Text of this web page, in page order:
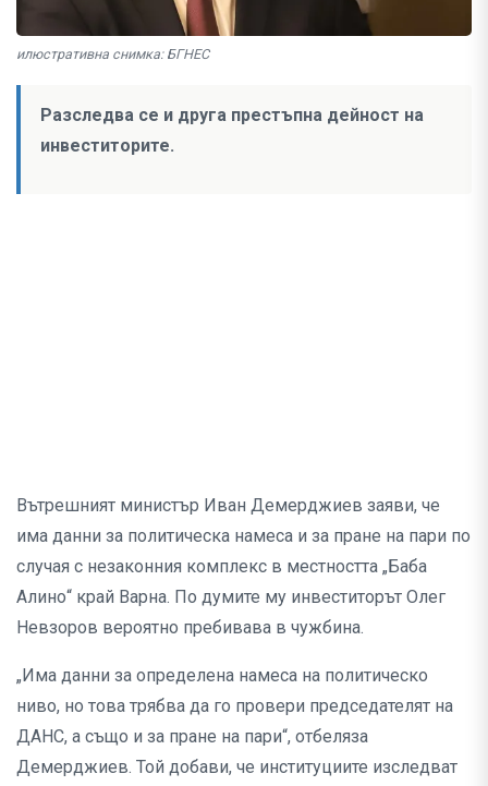
илюстративна снимка: БГНЕС
Разследва се и друга престъпна дейност на
инвеститорите.
Вътрешният министър Иван Демерджиев заяви, че
има данни за политическа намеса и за пране на пари по
случая с незаконния комплекс в местността „Баба
Алино“ край Варна. По думите му инвеститорът Олег
Невзоров вероятно пребивава в чужбина.
„Има данни за определена намеса на политическо
ниво, но това трябва да го провери председателят на
ДАНС, а също и за пране на пари“, отбеляза
Демерджиев. Той добави, че институциите изследват